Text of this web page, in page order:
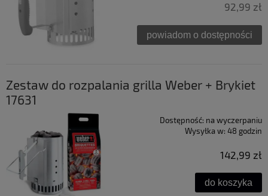
92,99 zł
powiadom o dostępności
Zestaw do rozpalania grilla Weber + Brykiet
17631
Dostępność: na wyczerpaniu
Wysyłka w: 48 godzin
142,99 zł
do koszyka